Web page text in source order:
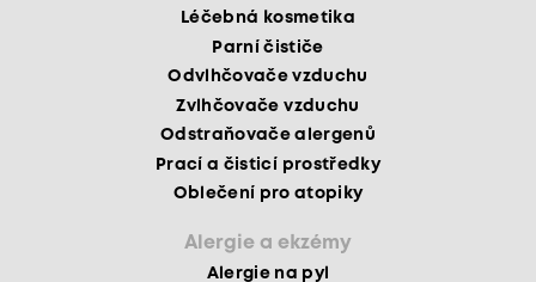
Léčebná kosmetika
Parní čističe
Odvlhčovače vzduchu
Zvlhčovače vzduchu
Odstraňovače alergenů
Prací a čisticí prostředky
Oblečení pro atopiky
Alergie a ekzémy
Alergie na pyl